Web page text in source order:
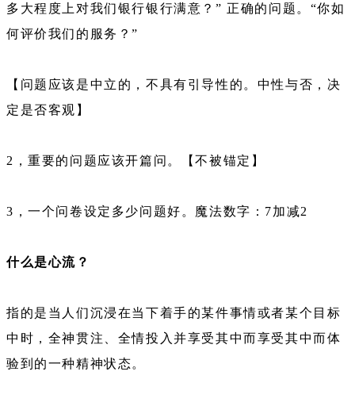
多大程度上对我们银行银行满意？” 正确的问题。“你如
何评价我们的服务？”
【问题应该是中立的，不具有引导性的。中性与否，决
定是否客观】
2，重要的问题应该开篇问。【不被锚定】
3，一个问卷设定多少问题好。魔法数字：7加减2
什么是心流？
指的是当人们沉浸在当下着手的某件事情或者某个目标
中时，全神贯注、全情投入并享受其中而享受其中而体
验到的一种精神状态。